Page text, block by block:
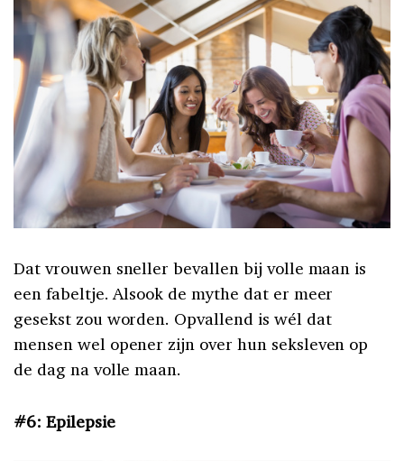
Dat vrouwen sneller bevallen bij volle maan is
een fabeltje. Alsook de mythe dat er meer
gesekst zou worden. Opvallend is wél dat
mensen wel opener zijn over hun seksleven op
de dag na volle maan.
#6: Epilepsie